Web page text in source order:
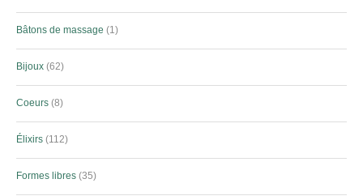
Bâtons de massage 1
Bijoux 62
Coeurs 8
Élixirs 112
Formes libres 35